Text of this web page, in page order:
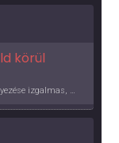
körül
Az UNICEF Magyarország jótékonysági kezdeményezése izgalmas, egész éves világkörüli ízutazásra hív, igazi családi program és gasztroedukáció, illetve segítség a rászorulóknak is egyben.